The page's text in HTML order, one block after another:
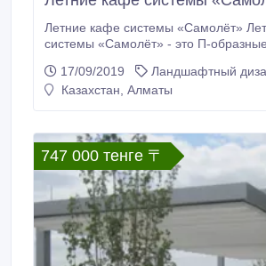
Летние кафе системы «Самолёт» Летние кафе
системы «Самолёт» - это П-образные
Благодаря своей универсальности, система
«Самолёт» позволяет оборудовать
Вам необходимо быстро организовать
пространство.
17/09/2019
Ландшафтный
Казахстан, Алматы
747 000 тенге 〒